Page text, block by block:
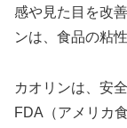
感や見た目を改
ンは、食品の粘
カオリンは、安
FDA（アメリカ